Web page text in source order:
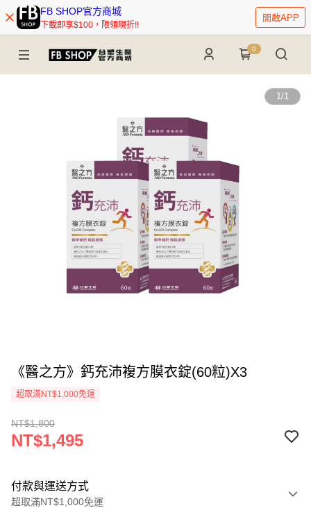
FB SHOP官方商城
下載即享$100，限領現折!!
開啟APP
0
1/1
《醫之方》鈣充沛複方膜衣錠(60粒)X3
超取滿NT$1,000免運
NT$1,800
NT$1,495
付款與運送方式
超取滿NT$1,000免運